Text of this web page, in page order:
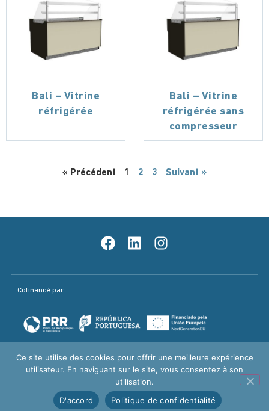
Bali – Vitrine
réfrigérée
Bali – Vitrine
réfrigérée sans
compresseur
« Précédent 1 2 3 Suivant »
Cofinancé par :
FRIEMO ©2026 – By TRIPLO
Politique QualitéMentions légales / Politique de confidentialité
Ce site utilise des cookies pour offrir une meilleure expérience
utilisateur. En naviguant sur le site, vous consentez à son
utilisation.
D'accord
Politique de confidentialité